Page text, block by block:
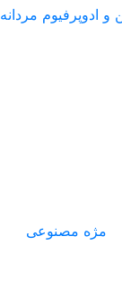
ادوپرفیوم مردانه
مژه مصنوعی